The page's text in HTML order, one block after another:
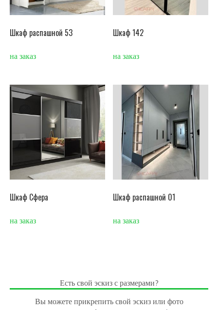
Шкаф распашной 53
на заказ
Шкаф 142
на заказ
Шкаф Сфера
на заказ
Шкаф распашной 01
на заказ
Есть свой эскиз с размерами?
Вы можете прикрепить свой эскиз или фото